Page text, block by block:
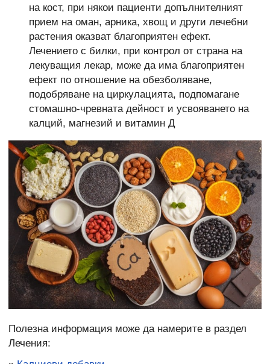
на кост, при някои пациенти допълнителният
прием на оман, арника, хвощ и други лечебни
растения оказват благоприятен ефект.
Лечението с билки, при контрол от страна на
лекуващия лекар, може да има благоприятен
ефект по отношение на обезболяване,
подобряване на циркулацията, подпомагане
стомашно-чревната дейност и усвояването на
калций, магнезий и витамин Д
Полезна информация може да намерите в раздел
Лечения: